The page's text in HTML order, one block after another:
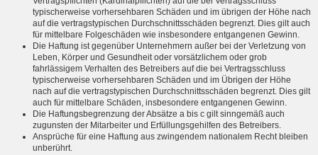
typischerweise vorhersehbaren Schäden und im übrigen der Höhe nach
auf die vertragstypischen Durchschnittsschäden begrenzt. Dies gilt auch
für mittelbare Folgeschäden wie insbesondere entgangenen Gewinn.
Die Haftung ist gegenüber Unternehmern außer bei der Verletzung von
Leben, Körper und Gesundheit oder vorsätzlichem oder grob
fahrlässigem Verhalten des Betreibers auf die bei Vertragsschluss
typischerweise vorhersehbaren Schäden und im Übrigen der Höhe
nach auf die vertragstypischen Durchschnittsschäden begrenzt. Dies gilt
auch für mittelbare Schäden, insbesondere entgangenen Gewinn.
Die Haftungsbegrenzung der Absätze a bis c gilt sinngemäß auch
zugunsten der Mitarbeiter und Erfüllungsgehilfen des Betreibers.
Ansprüche für eine Haftung aus zwingendem nationalem Recht bleiben
unberührt.